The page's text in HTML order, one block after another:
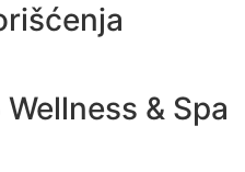
& Spa